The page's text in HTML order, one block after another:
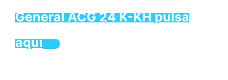
General ACG 24 K-KH pulsa
aquí